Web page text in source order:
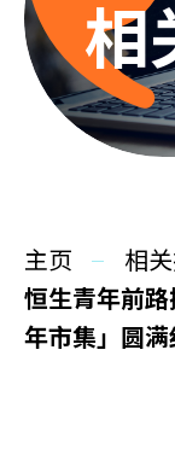
主页
同你讲故
慈善活动
相
主页
相
恒生青年前
年市集」圆满